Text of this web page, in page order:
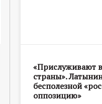
«Прислуживают
страны».
бесполезной
оппозицию»